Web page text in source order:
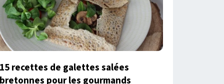
15 recettes de galettes salées
bretonnes pour les gourmands